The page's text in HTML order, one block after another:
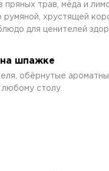
трав, мёда и
румяной, хрустящей
для ценителей
шпажке
обёрнутые
любому столу.